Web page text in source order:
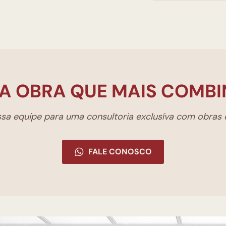
OBRA QUE MAIS
equipe para uma consultoria exclusíva com obras
FALE CONOSCO